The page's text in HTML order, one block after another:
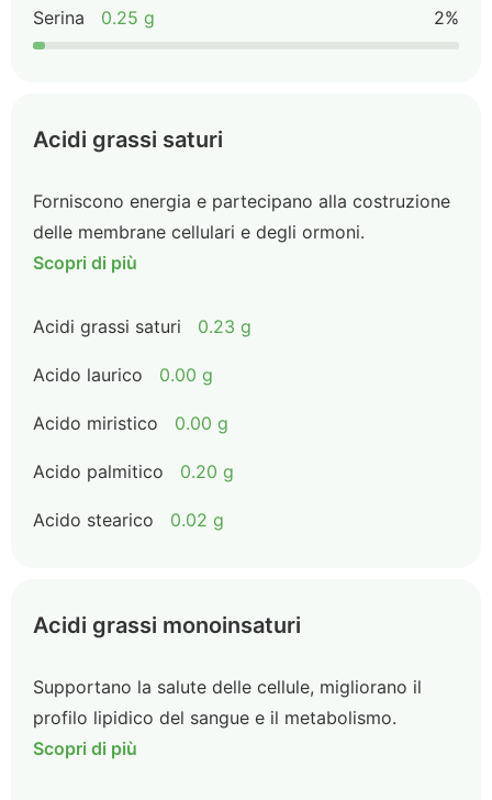
Serina 0.25 g 2%
Acidi grassi saturi
Forniscono energia e partecipano alla costruzione
delle membrane cellulari e degli ormoni.
Scopri di più
Acidi grassi saturi 0.23 g
Acido laurico 0.00 g
Acido miristico 0.00 g
Acido palmitico 0.20 g
Acido stearico 0.02 g
Acidi grassi monoinsaturi
Supportano la salute delle cellule, migliorano il
profilo lipidico del sangue e il metabolismo.
Scopri di più